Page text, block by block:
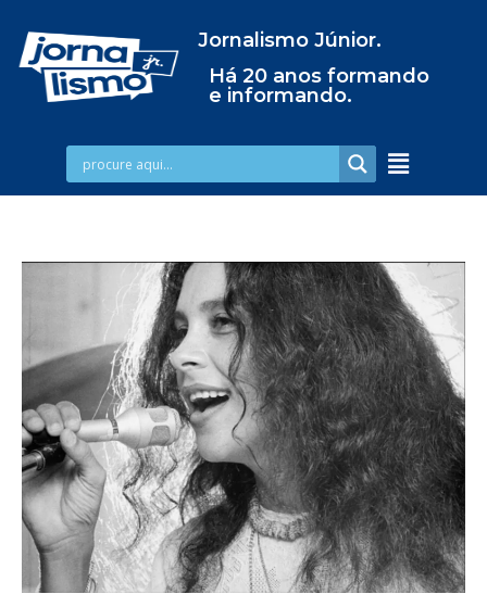
Jornalismo Júnior.
Há 20 anos formando
e informando.